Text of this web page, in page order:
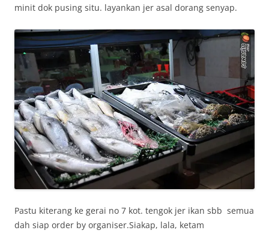
minit dok pusing situ. layankan jer asal dorang senyap.
Pastu kiterang ke gerai no 7 kot. tengok jer ikan sbb semua
dah siap order by organiser.Siakap, lala, ketam